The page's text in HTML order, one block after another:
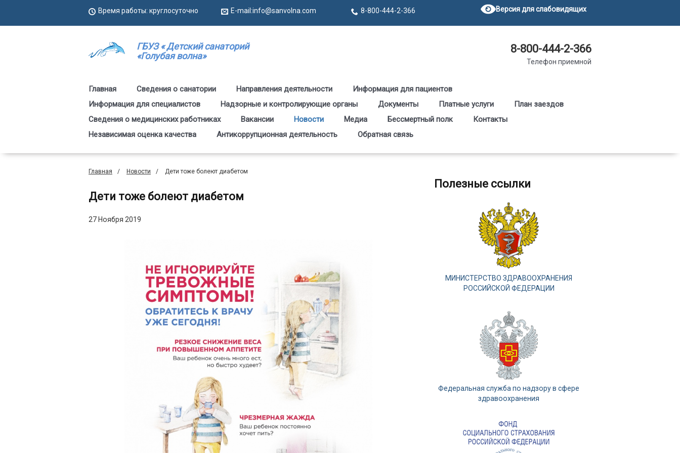
Время работы: круглосуточно E-mail:info@sanvolna.com 8-800-444-2-366 Версия для слабовидящих
ГБУЗ « Детский санаторий
«Голубая волна»
8-800-444-2-366
Телефон приемной
Главная Сведения о санатории Направления деятельности
Информация для пациентов
Информация для специалистов
Надзорные и контролирующие органы Документы Платные услуги
План заездов
Сведения о медицинских работниках
Вакансии Новости Медиа Бессмертный полк
Контакты
Независимая оценка качества
Антикоррупционная деятельность Обратная связь
Главная Новости Дети тоже болеют диабетом
Дети тоже болеют диабетом
27 Ноября 2019
полезные ссылки
МИНИСТЕРСТВО ЗДРАВООХРАНЕНИЯ
РОССИЙСКОЙ ФЕДЕРАЦИИ
Федеральная служба по надзору в сфере
здравоохранения